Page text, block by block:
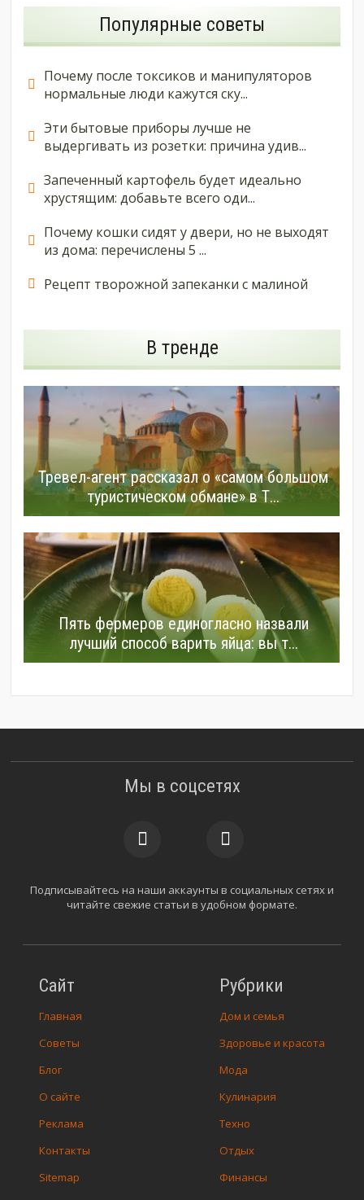
Популярные советы
Почему после токсиков и манипуляторов
нормальные люди кажутся ску...
Эти бытовые приборы лучше не
выдергивать из розетки: причина удив...
Запеченный картофель будет идеально
хрустящим: добавьте всего оди...
Почему кошки сидят у двери, но не выходят
из дома: перечислены 5 ...
Рецепт творожной запеканки с малиной
В тренде
Тревел-агент рассказал о «самом большом
туристическом обмане» в Т...
Пять фермеров единогласно назвали
лучший способ варить яйца: вы т...
Сайт
Главная
Советы
Блог
О сайте
Реклама
Контакты
Sitemap
Рубрики
Дом и семья
Здоровье и красота
Мода
Кулинария
Техно
Отдых
Финансы
Мы в соцсетях
Подписывайтесь на наши аккаунты в социальных сетях и
читайте свежие статьи в удобном формате.